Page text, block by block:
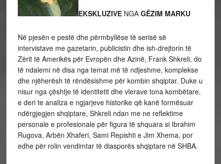
EKSKLUZIVE NGA GËZIM MARKU
Në pjesën e pestë dhe përmbyllëse të serisë së
intervistave me gazetarin, publicistin dhe ish-drejtorin të
Zërit të Amerikës për Evropën dhe Azinë, Frank Shkreli, do
të ndalemi në disa nga temat më të ndjeshme, komplekse
dhe njëherësh të rëndësishme për kombin shqiptar. Duke u
nisur nga çështje të identitetit dhe vlerave tona kombëtare,
e deri te analiza e ngjarjeve historike që kanë formësuar
ndërgjegjen shqiptare, Shkreli ndan me ne reflektime
personale e profesionale për figura të shquara si Ibrahim
Rugova, Arbën Xhaferi, Sami Repishti e Jim Xhema, por
edhe për rolin vendimtar të diasporës shqiptare në SHBA.